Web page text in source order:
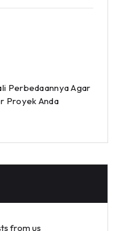
Perbedaannya Agar
Proyek Anda
from us